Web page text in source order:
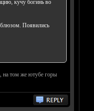
кучу богинь во
блюзом. Появились
на том же ютубе горы